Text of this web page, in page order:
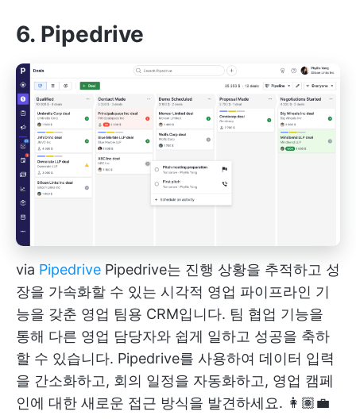
6. Pipedrive
via Pipedrive Pipedrive는 진행 상황을 추적하고 성
장을 가속화할 수 있는 시각적 영업 파이프라인 기
능을 갖춘 영업 팀용 CRM입니다. 팀 협업 기능을
통해 다른 영업 담당자와 쉽게 일하고 성공을 축하
할 수 있습니다. Pipedrive를 사용하여 데이터 입력
을 간소화하고, 회의 일정을 자동화하고, 영업 캠페
인에 대한 새로운 접근 방식을 발견하세요. 👩🏽‍💼